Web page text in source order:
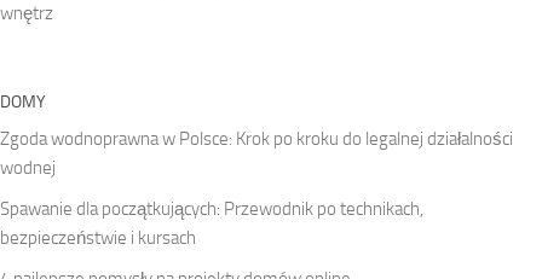
wnętrz
DOMY
Zgoda wodnoprawna w Polsce: Krok po kroku do legalnej działalności
wodnej
Spawanie dla początkujących: Przewodnik po technikach,
bezpieczeństwie i kursach